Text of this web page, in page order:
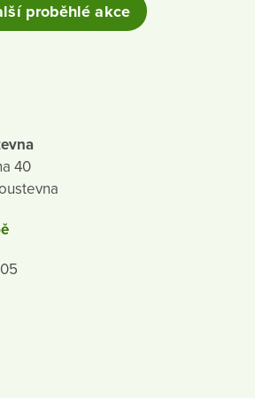
proběhlé akce
40